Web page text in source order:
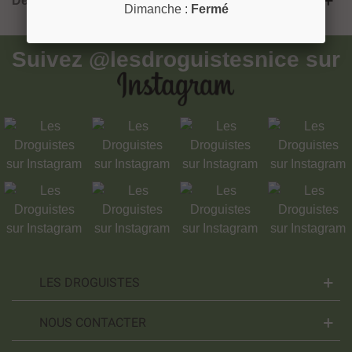
Suivez @lesdroguistesnice sur
LES DROGUISTES
NOUS CONTACTER
Dimanche : Fermé